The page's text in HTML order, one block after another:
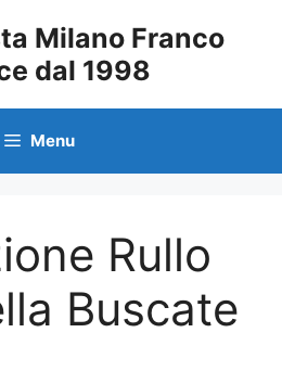
Milano Franco
dal 1998
Menu
Rullo
Buscate